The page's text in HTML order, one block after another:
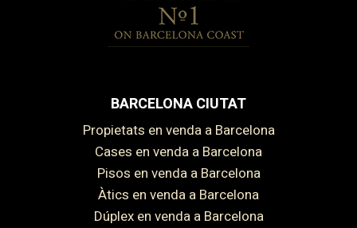
BARCELONA CIUTAT
Propietats en venda a Barcelona
Cases en venda a Barcelona
Pisos en venda a Barcelona
Àtics en venda a Barcelona
Dúplex en venda a Barcelona